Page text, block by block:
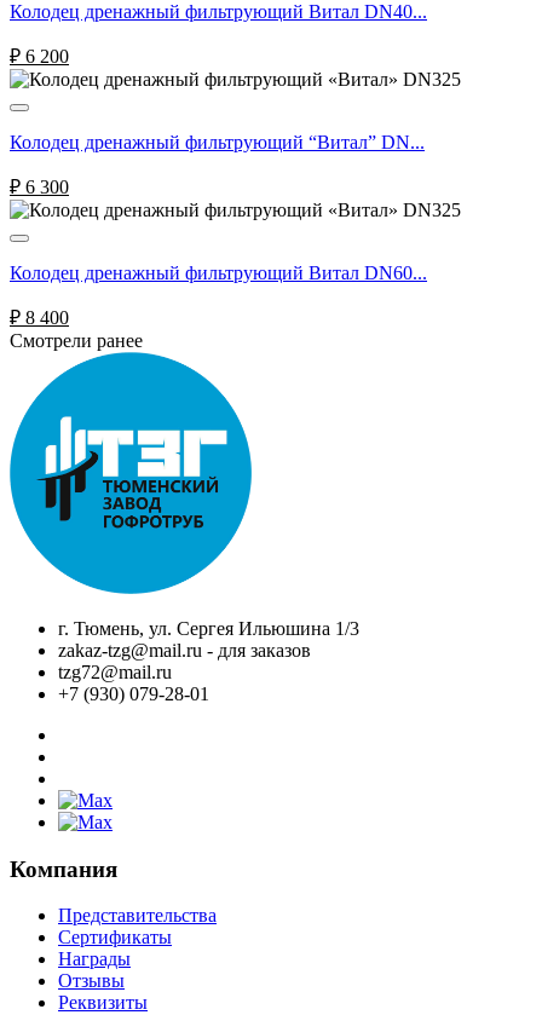
Колодец дренажный фильтрующий Витал DN40...
₽ 6 200
Колодец дренажный фильтрующий “Витал” DN...
₽ 6 300
Колодец дренажный фильтрующий Витал DN60...
₽ 8 400
Смотрели ранее
г. Тюмень, ул. Сергея Ильюшина 1/3
zakaz-tzg@mail.ru - для заказов
tzg72@mail.ru
+7 (930) 079-28-01
Компания
Представительства
Сертификаты
Награды
Отзывы
Реквизиты